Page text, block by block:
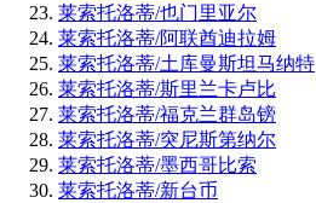
莱索托洛蒂/也门里亚尔
莱索托洛蒂/阿联酋迪拉姆
莱索托洛蒂/土库曼斯坦马纳特
莱索托洛蒂/斯里兰卡卢比
莱索托洛蒂/福克兰群岛镑
莱索托洛蒂/突尼斯第纳尔
莱索托洛蒂/墨西哥比索
莱索托洛蒂/新台币